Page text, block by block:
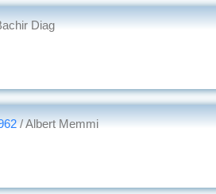
Diag
/ Albert Memmi